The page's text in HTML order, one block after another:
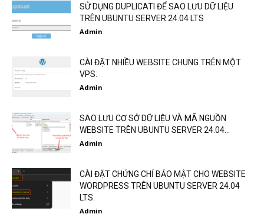
SỬ DỤNG DUPLICATI ĐỂ SAO LƯU DỮ LIỆU
TRÊN UBUNTU SERVER 24.04 LTS
Admin
CÀI ĐẶT NHIỀU WEBSITE CHUNG TRÊN MỘT
VPS.
Admin
SAO LƯU CƠ SỞ DỮ LIỆU VÀ MÃ NGUỒN
WEBSITE TRÊN UBUNTU SERVER 24.04...
Admin
CÀI ĐẶT CHỨNG CHỈ BẢO MẬT CHO WEBSITE
WORDPRESS TRÊN UBUNTU SERVER 24.04
LTS.
Admin